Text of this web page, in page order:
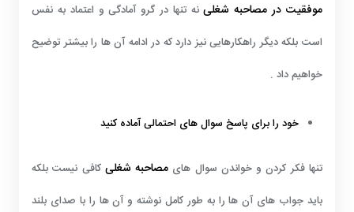
موفقیت در مصاحبه شغلینه تنها در گرو آمادگی و اعتماد به نفس
است بلکه دیگر راهکارهایی نیز دارد که در ادامه آن ها را بیشتر توضیح
خواهیم داد .
خود را برای پاسخ سوال های احتمالی آماده کنید
تنها فکر کردن و خواندن سوال های مصاحبه شغلی کافی نیست بلکه
باید جواب های آن ها را به طور کامل نوشته و آن ها را با صدای بلند